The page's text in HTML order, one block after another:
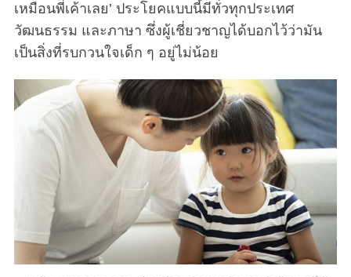
เหมือนพี่เค้าเลย’ ประโยคแบบนี้มีทั่วทุกประเทศ
วัฒนธรรม และภาษา ซึ่งผู้เชี่ยวชาญได้บอกไว้ว่ามัน
เป็นสิ่งที่รบกวนใจเด็ก ๆ อยู่ไม่น้อย